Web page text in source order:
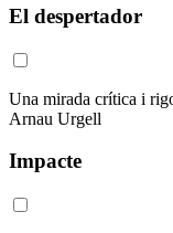
El despertador
Una mirada crítica i
Arnau Urgell
Impacte